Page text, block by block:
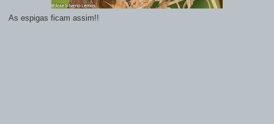
As espigas ficam assim!!